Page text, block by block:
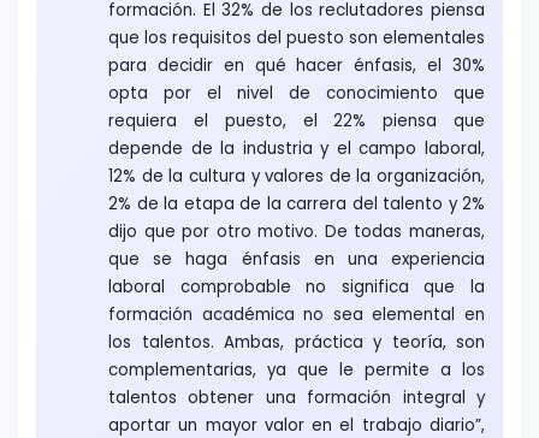
formación. El 32% de los reclutadores piensa
que los requisitos del puesto son elementales
para decidir en qué hacer énfasis, el 30%
opta por el nivel de conocimiento que
requiera el puesto, el 22% piensa que
depende de la industria y el campo laboral,
12% de la cultura y valores de la organización,
2% de la etapa de la carrera del talento y 2%
dijo que por otro motivo. De todas maneras,
que se haga énfasis en una experiencia
laboral comprobable no significa que la
formación académica no sea elemental en
los talentos. Ambas, práctica y teoría, son
complementarias, ya que le permite a los
talentos obtener una formación integral y
aportar un mayor valor en el trabajo diario”,